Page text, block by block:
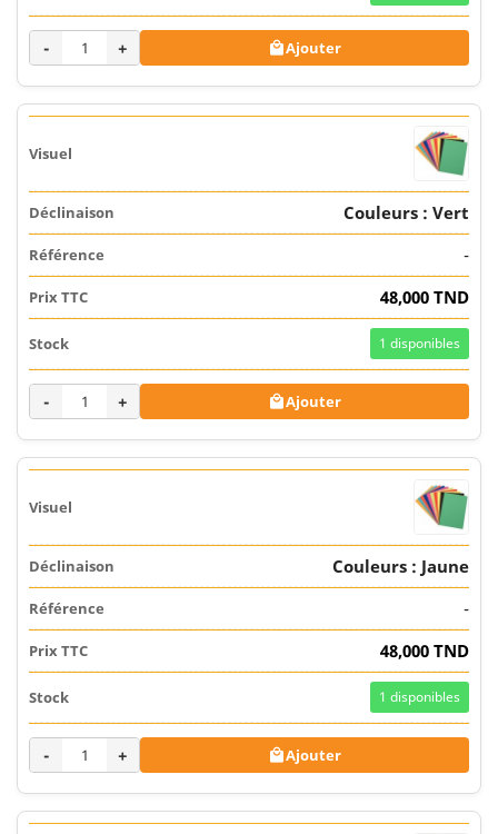
- + Ajouter
Couleurs : Vert
-
48,000 TND
1 disponibles
- + Ajouter
Couleurs : Jaune
-
48,000 TND
1 disponibles
- + Ajouter